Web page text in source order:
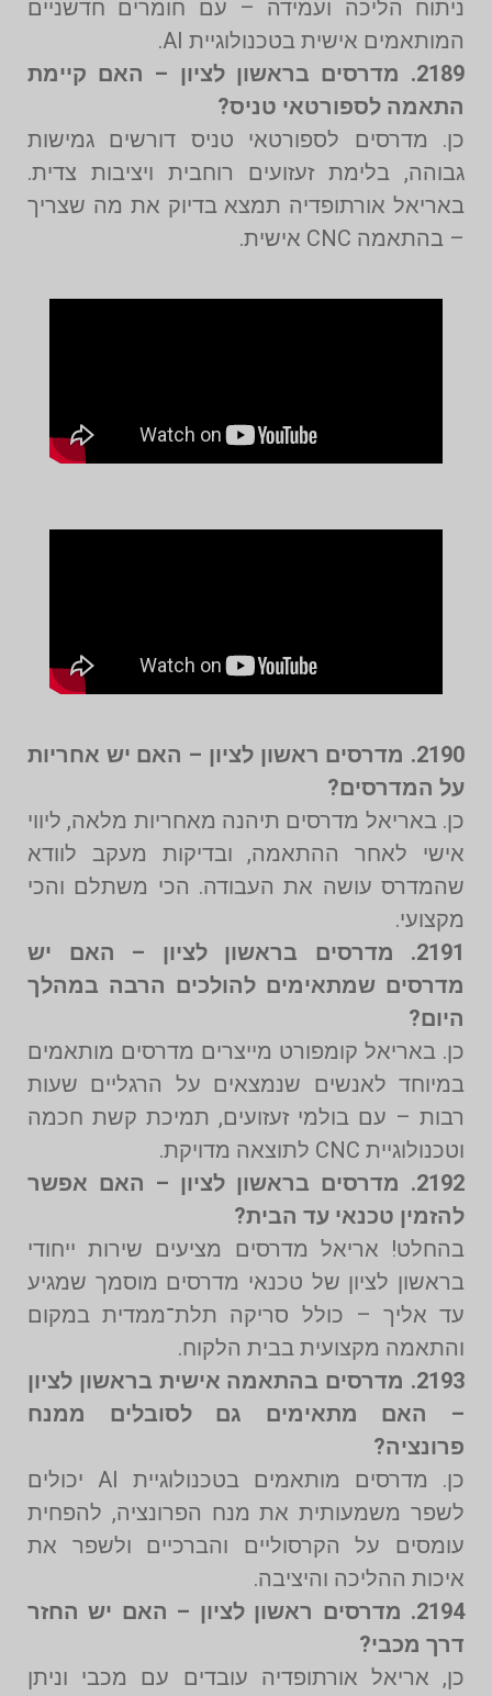
ניתוח הליכה ועמידה – עם חומרים חדשניים
המותאמים אישית בטכנולוגיית AI.
2189. מדרסים בראשון לציון – האם קיימת
התאמה לספורטאי טניס?
כן. מדרסים לספורטאי טניס דורשים גמישות
גבוהה, בלימת זעזועים רוחבית ויציבות צדית.
באריאל אורתופדיה תמצא בדיוק את מה שצריך
– בהתאמה CNC אישית.
2190. מדרסים ראשון לציון – האם יש אחריות
על המדרסים?
כן. באריאל מדרסים תיהנה מאחריות מלאה, ליווי
אישי לאחר ההתאמה, ובדיקות מעקב לוודא
שהמדרס עושה את העבודה. הכי משתלם והכי
מקצועי.
2191. מדרסים בראשון לציון – האם יש
מדרסים שמתאימים להולכים הרבה במהלך
היום?
כן. באריאל קומפורט מייצרים מדרסים מותאמים
במיוחד לאנשים שנמצאים על הרגליים שעות
רבות – עם בולמי זעזועים, תמיכת קשת חכמה
וטכנולוגיית CNC לתוצאה מדויקת.
2192. מדרסים בראשון לציון – האם אפשר
להזמין טכנאי עד הבית?
בהחלט! אריאל מדרסים מציעים שירות ייחודי
בראשון לציון של טכנאי מדרסים מוסמך שמגיע
עד אליך – כולל סריקה תלת־ממדית במקום
והתאמה מקצועית בבית הלקוח.
2193. מדרסים בהתאמה אישית בראשון לציון
– האם מתאימים גם לסובלים ממנח
פרונציה?
כן. מדרסים מותאמים בטכנולוגיית AI יכולים
לשפר משמעותית את מנח הפרונציה, להפחית
עומסים על הקרסוליים והברכיים ולשפר את
איכות ההליכה והיציבה.
2194. מדרסים ראשון לציון – האם יש החזר
דרך מכבי?
כן, אריאל אורתופדיה עובדים עם מכבי וניתן